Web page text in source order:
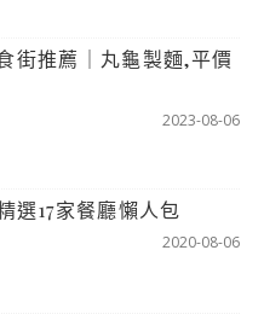
街推薦｜丸龜製麵,平價
2023-08-06
選17家餐廳懶人包
2020-08-06